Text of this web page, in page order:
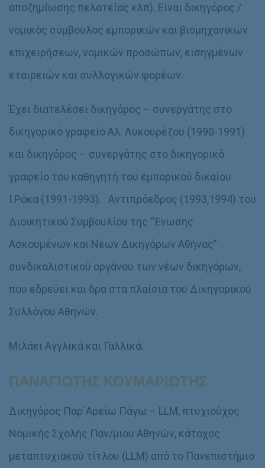
αποζημίωσης πελατείας κλπ). Είναι δικηγόρος /
νομικός σύμβουλος εμπορικών και βιομηχανικών
επιχειρήσεων, νομικών προσώπων, εισηγμένων
εταιρειών και συλλογικών φορέων.
Έχει διατελέσει δικηγόρος – συνεργάτης στο
δικηγορικό γραφείο Αλ. Λυκουρέζου (1990-1991)
και δικηγόρος – συνεργάτης στο δικηγορικό
γραφείο του καθηγητή του εμπορικού δικαίου
Ι.Ρόκα (1991-1993). Αντιπρόεδρος (1993,1994) του
Διοικητικού Συμβουλίου της “Ένωσης
Ασκουμένων και Νέων Δικηγόρων Αθήνας”
συνδικαλιστικού οργάνου των νέων δικηγόρων,
που εδρεύει και δρα στα πλαίσια του Δικηγορικού
Συλλόγου Αθηνών.
Μιλάει Αγγλικά και Γαλλικά.
ΠΑΝΑΓΙΩΤΗΣ ΚΟΥΜΑΡΙΩΤΗΣ
Δικηγόρος Παρ΄Αρείω Πάγω – LLM, πτυχιούχος
Νομικής Σχολής Παν/μιου Αθηνών, κάτοχος
μεταπτυχιακού τίτλου (LLM) από το Πανεπιστήμιο